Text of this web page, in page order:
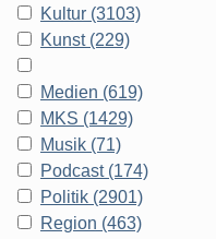
Kultur (3103)
Kunst (229)
Medien (619)
MKS (1429)
Musik (71)
Podcast (174)
Politik (2901)
Region (463)